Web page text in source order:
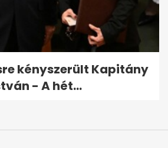
kényszerült Kapitány
- A hét...